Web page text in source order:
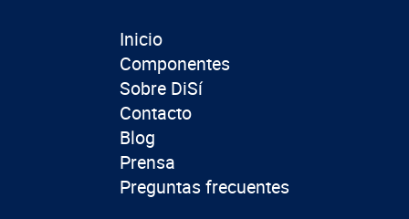
Inicio
Componentes
Sobre DiSí
Contacto
Blog
Prensa
Preguntas frecuentes